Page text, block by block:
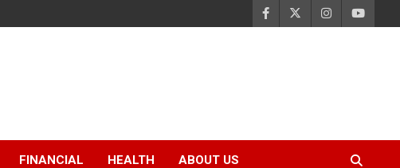
FINANCIAL HEALTH ABOUT US